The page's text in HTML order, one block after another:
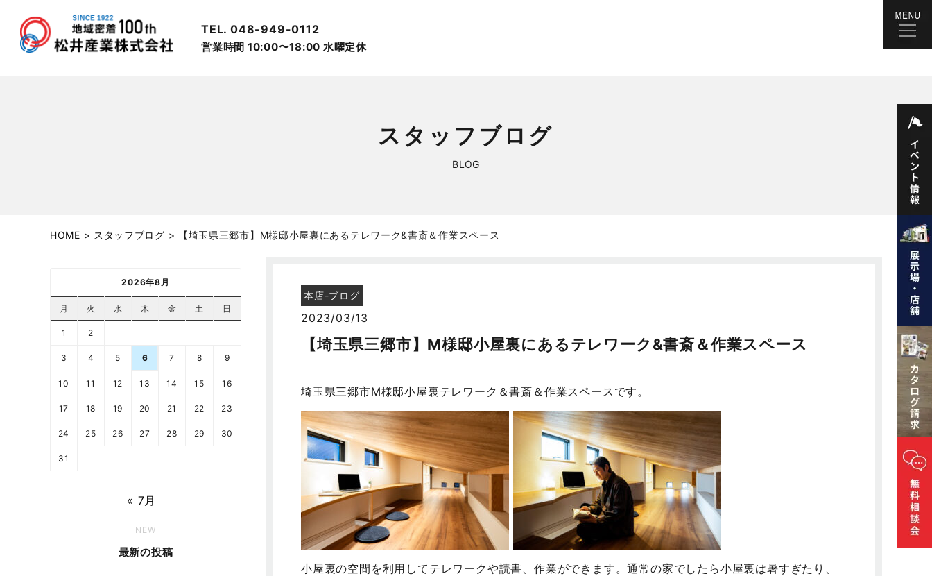
TEL. 048-949-0112
営業時間 10:00〜18:00 ⽔曜定休
BLOG
スタッフブログ
HOME > スタッフブログ > 【埼玉県三郷市】M様邸小屋裏にあるテレワーク&書斎＆作業スペース
本店-ブログ
2023/03/13
【埼玉県三郷市】M様邸小屋裏にあるテレワーク&書斎＆作業スペース
埼玉県三郷市M様邸小屋裏テレワーク＆書斎＆作業スペースです。
小屋裏の空間を利用してテレワークや読書、作業ができます。通常の家でしたら小屋裏は暑すぎたり、
2026年8月
月 火 水 木 金 土 日
1 2
3 4 5 6 7 8 9
10 11 12 13 14 15 16
17 18 19 20 21 22 23
24 25 26 27 28 29 30
31
« 7月
NEW
最新の投稿